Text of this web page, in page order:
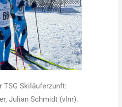
TSG Skiläuferzunft:
Julian Schmidt (vlnr).